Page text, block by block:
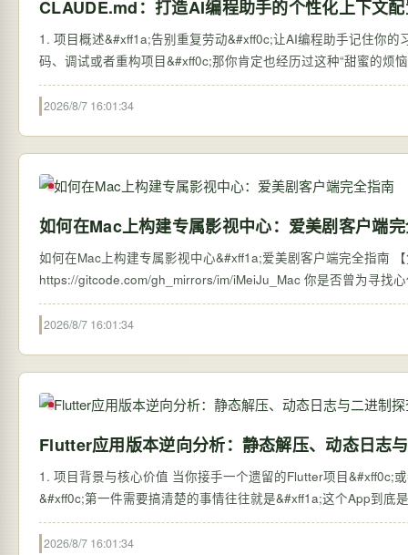
CLAUDE.md：打造AI编程助手的个性化上下文
1. 项目概述&#xff1a;告别重复劳动&#xff0c;让AI编程助手记住你
码、调试或者重构项目&#xff0c;那你肯定也经历过这种“甜蜜的烦
2026/8/7 16:01:34
如何在Mac上构建专属影视中心：爱美剧客户端
如何在Mac上构建专属影视中心&#xff1a;爱美剧客户端完全指南 【免
https://gitcode.com/gh_mirrors/im/iMeiJu_Mac 你是否曾为寻找心仪的影视内容而辗转多个平台&#xff1f;或者因为资源分散而错过了精彩的剧集更
新…
2026/8/7 16:01:34
Flutter应用版本逆向分析：静态解压、动态日志
1. 项目背景与核心价值 当你接手一个遗留的Flutter项目&#xff0c;
&#xff0c;第一件需要搞清楚的事情往往就是&#xff1a;这个App到
2026/8/7 16:01:34